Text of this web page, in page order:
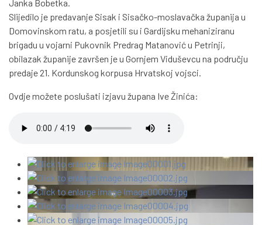
Janka Bobetka.
Slijedilo je predavanje Sisak i Sisačko-moslavačka županija u
Domovinskom ratu, a posjetili su i Gardijsku mehaniziranu
brigadu u vojarni Pukovnik Predrag Matanović u Petrinji,
obilazak županije završen je u Gornjem Viduševcu na području
predaje 21. Kordunskog korpusa Hrvatskoj vojsci.
Ovdje možete poslušati izjavu župana Ive Žinića: